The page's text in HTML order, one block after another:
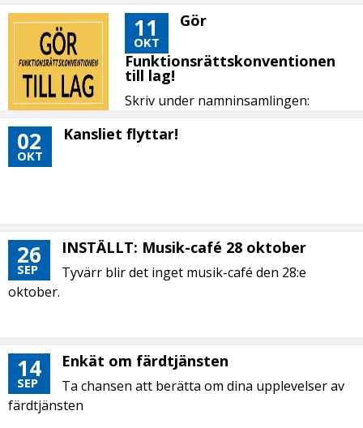
11
OKT
Gör
Funktionsrättskonventionen
till lag!
Skriv under namninsamlingen:
02
OKT
Kansliet flyttar!
26
SEP
INSTÄLLT: Musik-café 28 oktober
Tyvärr blir det inget musik-café den 28:e
oktober.
14
SEP
Enkät om färdtjänsten
Ta chansen att berätta om dina upplevelser av
färdtjänsten